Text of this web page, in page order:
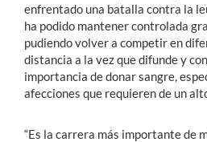
enfrentado una batalla contra la
ha podido mantener controlada
pudiendo volver a competir en
distancia a la vez que difunde y
importancia de donar sangre,
afecciones que requieren de un
“Es la carrera más importante de